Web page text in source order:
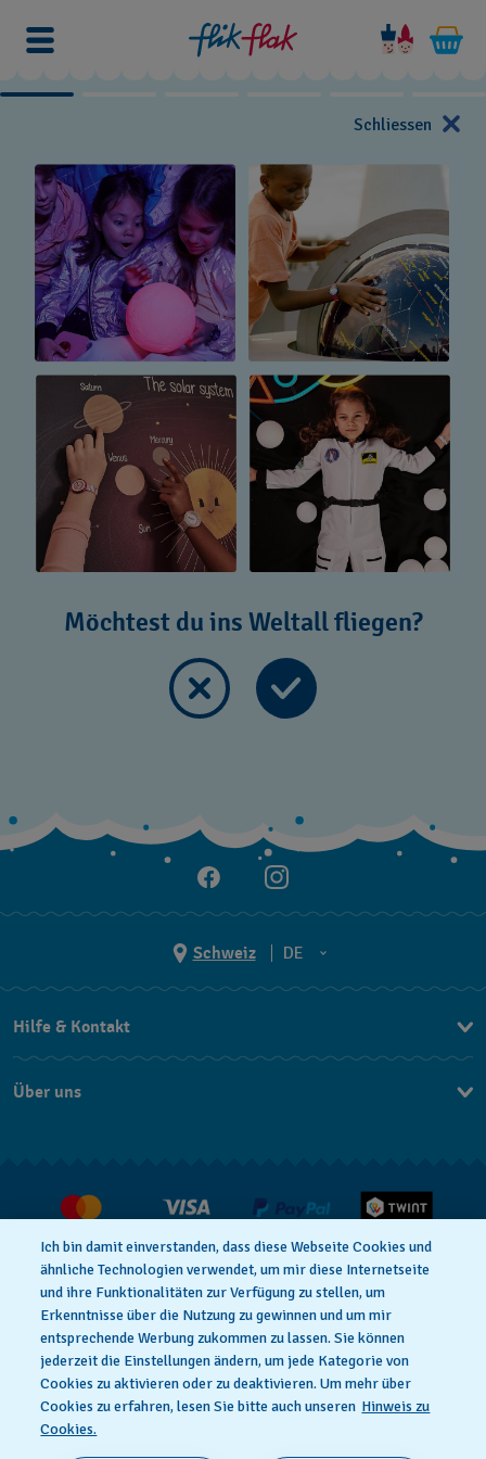
Schliessen
Möchtest du ins Weltall fliegen?
Schweiz
DE
EN
Hilfe & Kontakt
Kontakt Online Shop
Verkaufs- und Lieferbedingungen
Vertrag widerrufen
Über uns
Datenschutzerklärung Cookies Hinweis
Nutzungsbedingungen
Ich bin damit einverstanden, dass diese Webseite Cookies und
ähnliche Technologien verwendet, um mir diese Internetseite
und ihre Funktionalitäten zur Verfügung zu stellen, um
Erkenntnisse über die Nutzung zu gewinnen und um mir
entsprechende Werbung zukommen zu lassen. Sie können
jederzeit die Einstellungen ändern, um jede Kategorie von
Cookies zu aktivieren oder zu deaktivieren. Um mehr über
Cookies zu erfahren, lesen Sie bitte auch unseren Hinweis zu
Cookies.